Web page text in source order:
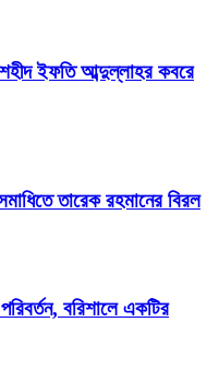
ইফতি আব্দুল্লাহর কবরে
তারেক রহমানের বিরল
বরিশালে একটির